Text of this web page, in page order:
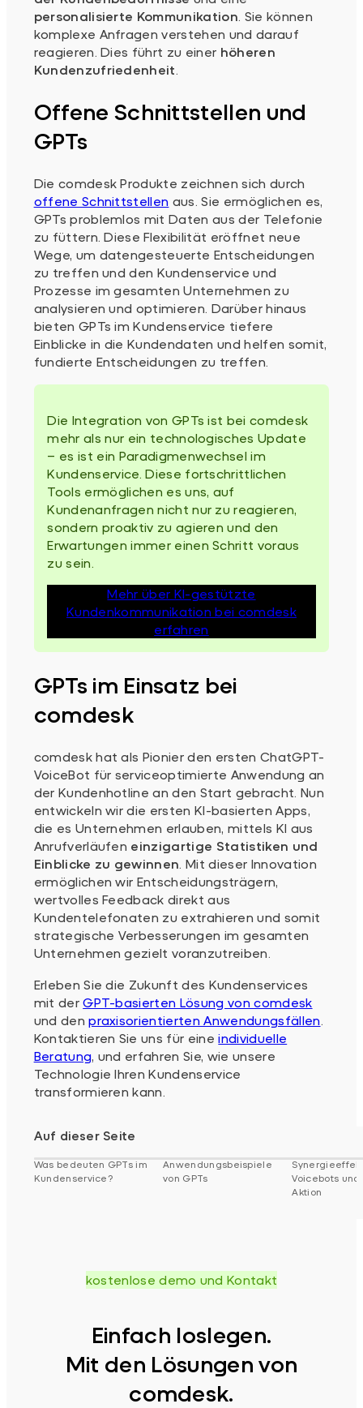
personalisierte Kommunikation . Sie können
komplexe Anfragen verstehen und darauf
reagieren. Dies führt zu einer höheren
Kundenzufriedenheit
Offene Schnittstellen und
GPTs
Die comdesk Produkte zeichnen sich durch
offene Schnittstellen aus. Sie ermöglichen es,
GPTs problemlos mit Daten aus der Telefonie
zu füttern. Diese Flexibilität eröffnet neue
Wege, um datengesteuerte Entscheidungen
zu treffen und den Kundenservice und
Prozesse im gesamten Unternehmen zu
analysieren und optimieren. Darüber hinaus
bieten GPTs im Kundenservice tiefere
Einblicke in die Kundendaten und helfen somit,
fundierte Entscheidungen zu treffen.
Die Integration von GPTs ist bei comdesk
mehr als nur ein technologisches Update
– es ist ein Paradigmenwechsel im
Kundenservice. Diese fortschrittlichen
Tools ermöglichen es uns, auf
Kundenanfragen nicht nur zu reagieren,
sondern proaktiv zu agieren und den
Erwartungen immer einen Schritt voraus
zu sein.
Mehr über KI-gestützte
Kundenkommunikation bei comdesk
erfahren
GPTs im Einsatz bei
comdesk
comdesk hat als Pionier den ersten ChatGPT-
VoiceBot für serviceoptimierte Anwendung an
der Kundenhotline an den Start gebracht. Nun
entwickeln wir die ersten KI-basierten Apps,
die es Unternehmen erlauben, mittels KI aus
Anrufverläufen einzigartige Statistiken und
Einblicke zu gewinnen. Mit dieser Innovation
ermöglichen wir Entscheidungsträgern,
wertvolles Feedback direkt aus
Kundentelefonaten zu extrahieren und somit
strategische Verbesserungen im gesamten
Unternehmen gezielt voranzutreiben.
Erleben Sie die Zukunft des Kundenservices
mit derGPT-basierten Lösung von comdesk
und denpraxisorientierten Anwendungsfällen
Kontaktieren Sie uns für eineindividuelle
Beratung , und erfahren Sie, wie unsere
Technologie Ihren Kundenservice
transformieren kann.
Auf dieser Seite
Was bedeuten GPTs im
Kundenservice?
Anwendungsbeispiele
von GPTs
Voicebots und
Aktion
kostenlose demo und Kontakt
Einfach loslegen.
Mit den Lösungen von
comdesk.